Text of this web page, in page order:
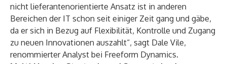
nicht lieferantenorientierte Ansatz ist in anderen
Bereichen der IT schon seit einiger Zeit gang und gäbe,
da er sich in Bezug auf Flexibilität, Kontrolle und Zugang
zu neuen Innovationen auszahlt“, sagt Dale Vile,
renommierter Analyst bei Freeform Dynamics.